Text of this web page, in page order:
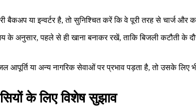
बैकअप या इन्वर्टर है, तो सुनिश्चित करें कि वे पूरी तरह से चार्ज और
के अनुसार, पहले से ही खाना बनाकर रखें, ताकि बिजली कटौती के
आपूर्ति या अन्य नागरिक सेवाओं पर प्रभाव पड़ता है, तो उसके लिए
के लिए विशेष सुझाव